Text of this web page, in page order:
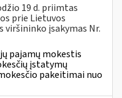
19 d. priimtas
prie Lietuvos
įsakymas Nr.
pajamų mokestis
įstatymų
pakeitimai nuo